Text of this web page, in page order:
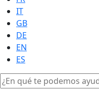
IT
GB
DE
EN
ES